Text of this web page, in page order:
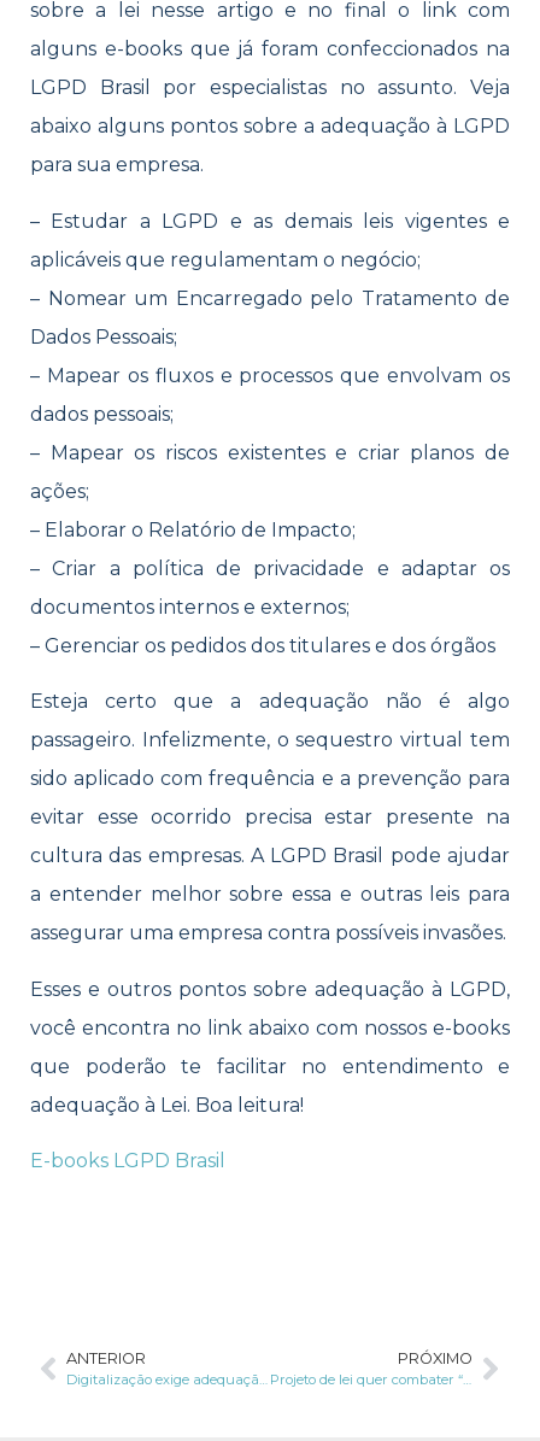
sobre a lei nesse artigo e no final o link com
alguns e-books que já foram confeccionados na
LGPD Brasil por especialistas no assunto. Veja
abaixo alguns pontos sobre a adequação à LGPD
para sua empresa.
– Estudar a LGPD e as demais leis vigentes e
aplicáveis que regulamentam o negócio;
– Nomear um Encarregado pelo Tratamento de
Dados Pessoais;
– Mapear os fluxos e processos que envolvam os
dados pessoais;
– Mapear os riscos existentes e criar planos de
ações;
– Elaborar o Relatório de Impacto;
– Criar a política de privacidade e adaptar os
documentos internos e externos;
– Gerenciar os pedidos dos titulares e dos órgãos
Esteja certo que a adequação não é algo
passageiro. Infelizmente, o sequestro virtual tem
sido aplicado com frequência e a prevenção para
evitar esse ocorrido precisa estar presente na
cultura das empresas. A LGPD Brasil pode ajudar
a entender melhor sobre essa e outras leis para
assegurar uma empresa contra possíveis invasões.
Esses e outros pontos sobre adequação à LGPD,
você encontra no link abaixo com nossos e-books
que poderão te facilitar no entendimento e
adequação à Lei. Boa leitura!
E-books LGPD Brasil
ANTERIOR
Digitalização exige adequação de 225 órgãos públicos à LGPD
PRÓXIMO
Projeto de lei quer combater “efeito bolha” do Instagram, YouTube e mais